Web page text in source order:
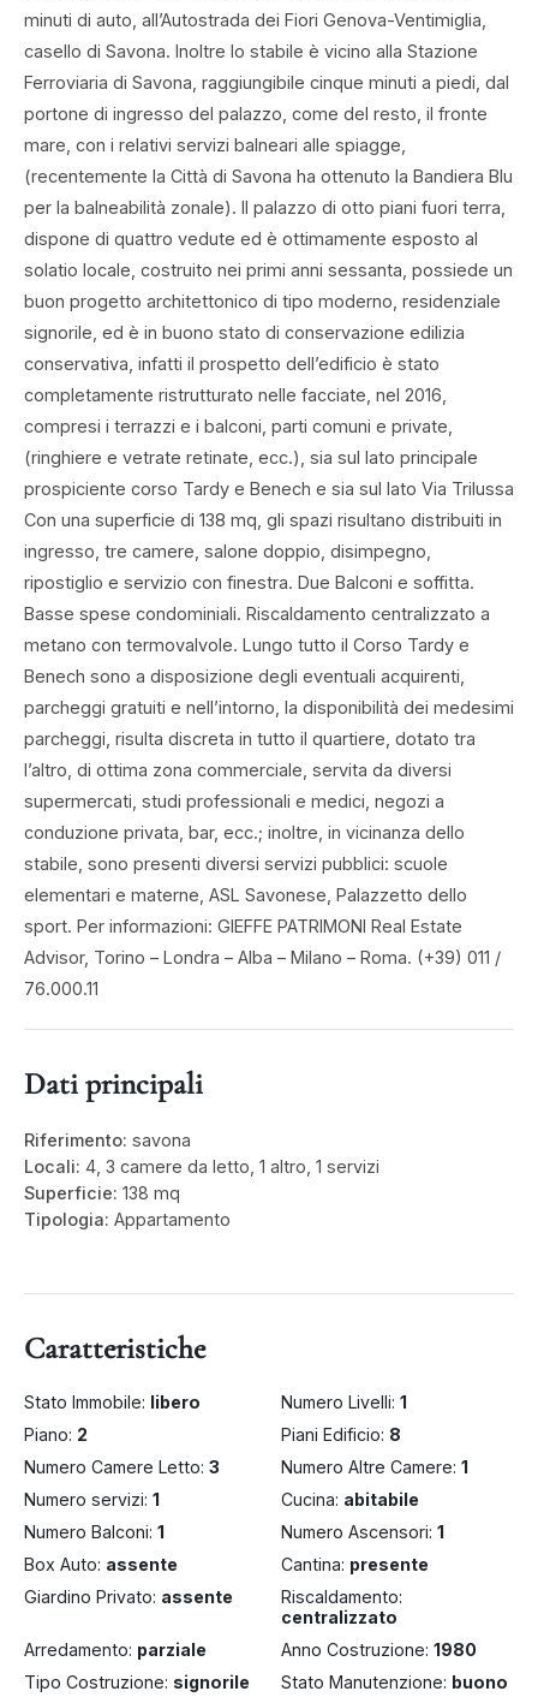
minuti di auto, all’Autostrada dei Fiori Genova-Ventimiglia,
casello di Savona. Inoltre lo stabile è vicino alla Stazione
Ferroviaria di Savona, raggiungibile cinque minuti a piedi, dal
portone di ingresso del palazzo, come del resto, il fronte
mare, con i relativi servizi balneari alle spiagge,
(recentemente la Città di Savona ha ottenuto la Bandiera Blu
per la balneabilità zonale). Il palazzo di otto piani fuori terra,
dispone di quattro vedute ed è ottimamente esposto al
solatio locale, costruito nei primi anni sessanta, possiede un
buon progetto architettonico di tipo moderno, residenziale
signorile, ed è in buono stato di conservazione edilizia
conservativa, infatti il prospetto dell’edificio è stato
completamente ristrutturato nelle facciate, nel 2016,
compresi i terrazzi e i balconi, parti comuni e private,
(ringhiere e vetrate retinate, ecc.), sia sul lato principale
prospiciente corso Tardy e Benech e sia sul lato Via Trilussa
Con una superficie di 138 mq, gli spazi risultano distribuiti in
ingresso, tre camere, salone doppio, disimpegno,
ripostiglio e servizio con finestra. Due Balconi e soffitta.
Basse spese condominiali. Riscaldamento centralizzato a
metano con termovalvole. Lungo tutto il Corso Tardy e
Benech sono a disposizione degli eventuali acquirenti,
parcheggi gratuiti e nell’intorno, la disponibilità dei medesimi
parcheggi, risulta discreta in tutto il quartiere, dotato tra
l’altro, di ottima zona commerciale, servita da diversi
supermercati, studi professionali e medici, negozi a
conduzione privata, bar, ecc.; inoltre, in vicinanza dello
stabile, sono presenti diversi servizi pubblici: scuole
elementari e materne, ASL Savonese, Palazzetto dello
sport. Per informazioni: GIEFFE PATRIMONI Real Estate
Advisor, Torino – Londra – Alba – Milano – Roma. (+39) 011 /
76.000.11
Dati principali
Riferimento: savona
Locali: 4, 3 camere da letto, 1 altro, 1 servizi
Superficie: 138 mq
Tipologia: Appartamento
Caratteristiche
Stato Immobile: libero Numero Livelli: 1
Piano: 2 Piani Edificio: 8
Numero Camere Letto: 3 Numero Altre Camere: 1
Numero servizi: 1 Cucina: abitabile
Numero Balconi: 1 Numero Ascensori: 1
Box Auto: assente Cantina: presente
Giardino Privato: assente
Riscaldamento:
centralizzato
Arredamento: parziale Anno Costruzione: 1980
Tipo Costruzione: signorile Stato Manutenzione: buono